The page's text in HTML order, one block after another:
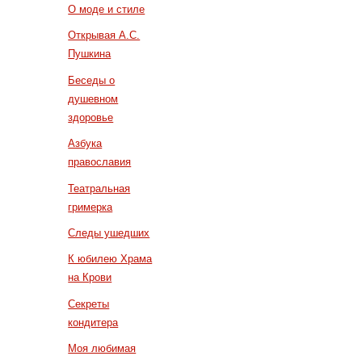
О моде и стиле
Открывая А.С.
Пушкина
Беседы о
душевном
здоровье
Азбука
православия
Театральная
гримерка
Следы ушедших
К юбилею Храма
на Крови
Секреты
кондитера
Моя любимая